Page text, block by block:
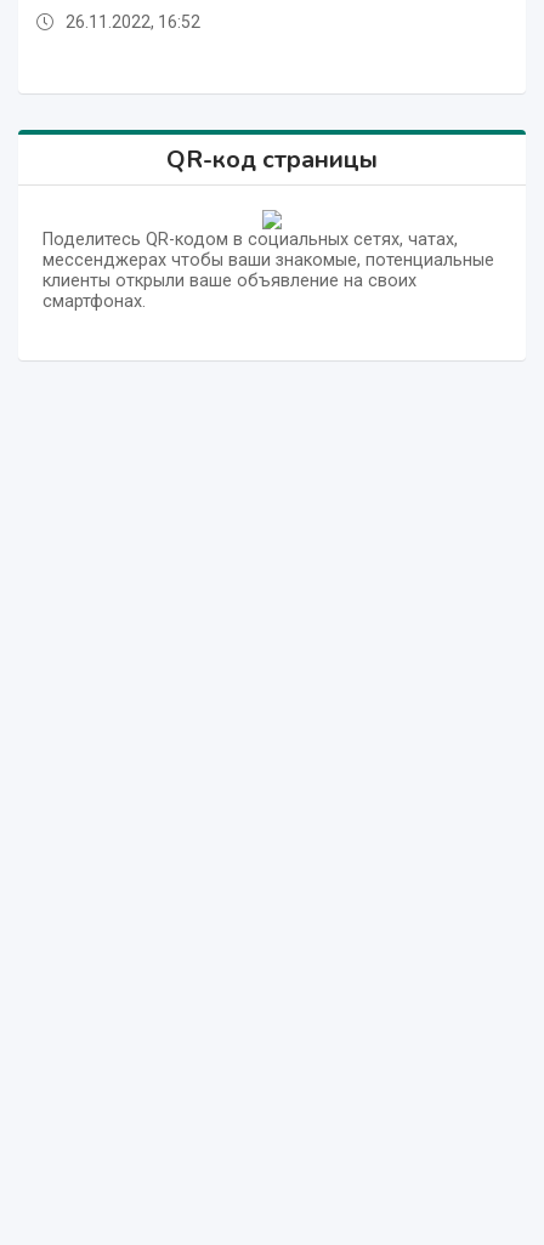
26.11.2022, 16:52
QR-код страницы
Поделитесь QR-кодом в социальных сетях, чатах,
мессенджерах чтобы ваши знакомые, потенциальные
клиенты открыли ваше объявление на своих
смартфонах.